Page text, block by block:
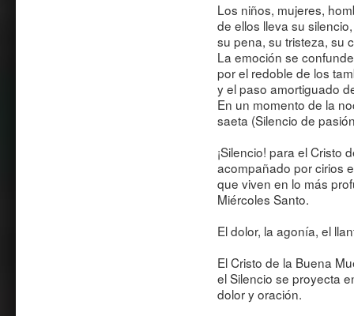
Los niños, mujeres,
de ellos lleva su silencio,
su pena, su tristeza, su
La emoción se
por el redoble de los
y el paso amortiguado
En un momento de la
saeta (Silencio de
¡Silencio! para el Cristo
acompañado por cirios
que viven en lo más
Miércoles Santo.
El dolor, la agonía, el
El Cristo de la Buena
el Silencio se proyecta
dolor y oración.